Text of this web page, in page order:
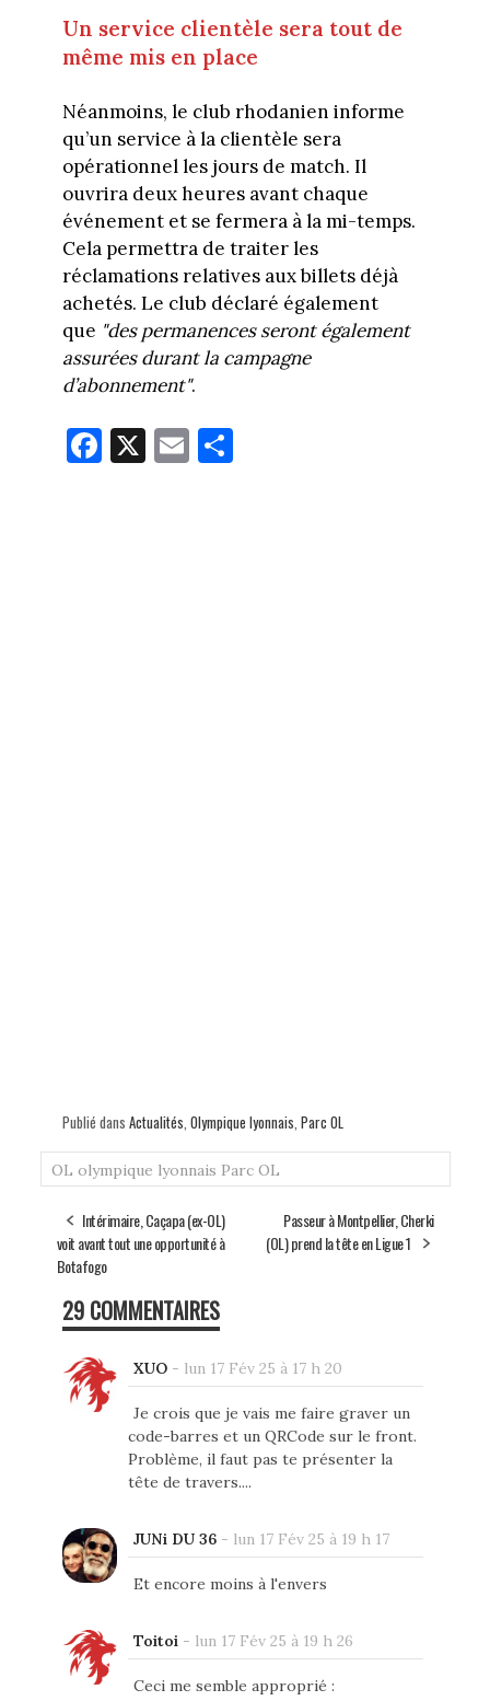
Un service clientèle sera tout de
même mis en place
Néanmoins, le club rhodanien informe
qu’un service à la clientèle sera
opérationnel les jours de match. Il
ouvrira deux heures avant chaque
événement et se fermera à la mi-temps.
Cela permettra de traiter les
réclamations relatives aux billets déjà
achetés. Le club déclaré également
que "des permanences seront également
assurées durant la campagne
d’abonnement".
Fa
ce
X E
m
Pa
Publié dans Actualités, Olympique lyonnais, Parc OL
OL olympique lyonnais Parc OL
Intérimaire, Caçapa (ex-OL)
voit avant tout une opportunité à
Botafogo
Passeur à Montpellier, Cherki
(OL) prend la tête en Ligue 1
29 COMMENTAIRES
XUO- lun 17 Fév 25 à 17 h 20
Je crois que je vais me faire graver un
code-barres et un QRCode sur le front.
Problème, il faut pas te présenter la
tête de travers....
JUNi DU 36- lun 17 Fév 25 à 19 h 17
Et encore moins à l'envers
Toitoi- lun 17 Fév 25 à 19 h 26
Ceci me semble approprié :